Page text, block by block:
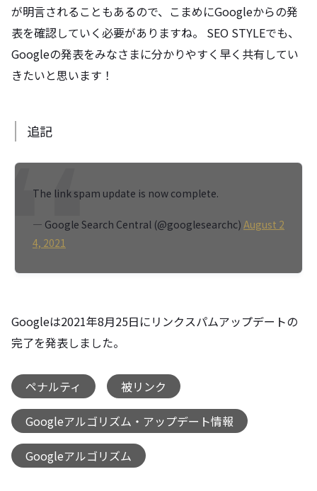
が明言されることもあるので、こまめにGoogleからの発
表を確認していく必要がありますね。 SEO STYLEでも、
Googleの発表をみなさまに分かりやすく早く共有してい
きたいと思います！
追記
The link spam update is now complete.
— Google Search Central (@googlesearchc) August 2
4, 2021
Googleは2021年8月25日にリンクスパムアップデートの
完了を発表しました。
ペナルティ 被リンク
Googleアルゴリズム・アップデート情報
Googleアルゴリズム